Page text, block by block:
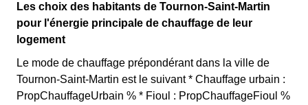
Les choix des habitants de Tournon-Saint-Martin
pour l'énergie principale de chauffage de leur
logement
Le mode de chauffage prépondérant dans la ville de
Tournon-Saint-Martin est le suivant * Chauffage urbain :
PropChauffageUrbain % * Fioul : PropChauffageFioul %